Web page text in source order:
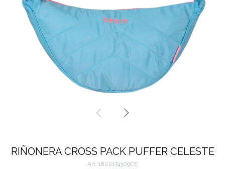
RIÑONERA CROSS PACK PUFFER CELESTE
1802174309CE